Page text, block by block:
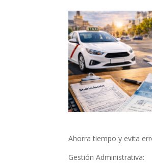
Ahorra tiempo y evita
Gestión Administrativa: